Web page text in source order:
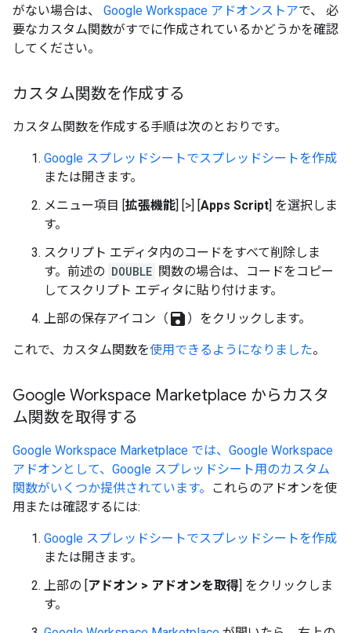
がない場合は、 Google Workspace アドオンストアで、 必
要なカスタム関数がすでに作成されているかどうかを確認
してください。
カスタム関数を作成する
カスタム関数を作成する手順は次のとおりです。
Google スプレッドシートでスプレッドシートを作成
または開きます。
メニュー項目 [拡張機能] [>] [Apps Script] を選択しま
す。
スクリプト エディタ内のコードをすべて削除しま
す。前述の DOUBLE 関数の場合は、コードをコピー
してスクリプト エディタに貼り付けます。
上部の保存アイコン（ save ）をクリックします。
これで、カスタム関数を使用できるようになりました。
Google Workspace Marketplace からカスタ
ム関数を取得する
Google Workspace Marketplace では、Google Workspace
アドオンとして、Google スプレッドシート用のカスタム
関数がいくつか提供されています。
これらのアドオンを使
用または確認するには:
Google スプレッドシートでスプレッドシートを作成
または開きます。
上部の [アドオン > アドオンを取得] をクリックしま
す。